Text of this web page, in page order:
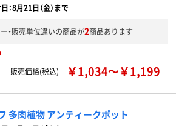
：8月21日（金）まで
・販売単位違いの商品が2商品あります
販売価格(税込)
￥1,034～￥1,199
多肉植物 アンティークポット